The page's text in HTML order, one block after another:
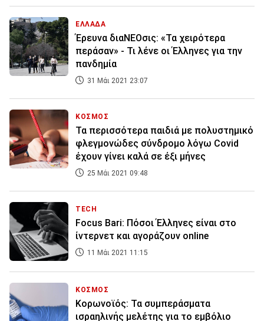
ΕΛΛΑΔΑ
Έρευνα διαΝΕΟσις: «Τα χειρότερα
περάσαν» - Τι λένε οι Έλληνες για την
πανδημία
31 Μάι 2021 23:07
ΚΟΣΜΟΣ
Τα περισσότερα παιδιά με πολυστημικό
φλεγμονώδες σύνδρομο λόγω Covid
έχουν γίνει καλά σε έξι μήνες
25 Μάι 2021 09:48
TECH
Focus Bari: Πόσοι Έλληνες είναι στο
ίντερνετ και αγοράζουν online
11 Μάι 2021 11:15
ΚΟΣΜΟΣ
Κορωνοϊός: Τα συμπεράσματα
ισραηλινής μελέτης για το εμβόλιο